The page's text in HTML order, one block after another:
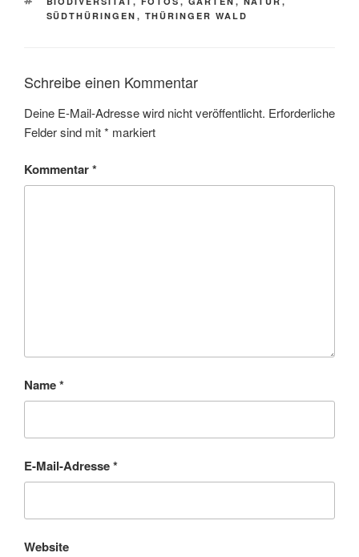
SÜDTHÜRINGEN , THÜRINGER WALD
Schreibe einen Kommentar
Deine E-Mail-Adresse wird nicht veröffentlicht. Erforderliche
Felder sind mit* markiert
Kommentar*
Name*
E-Mail-Adresse*
Website